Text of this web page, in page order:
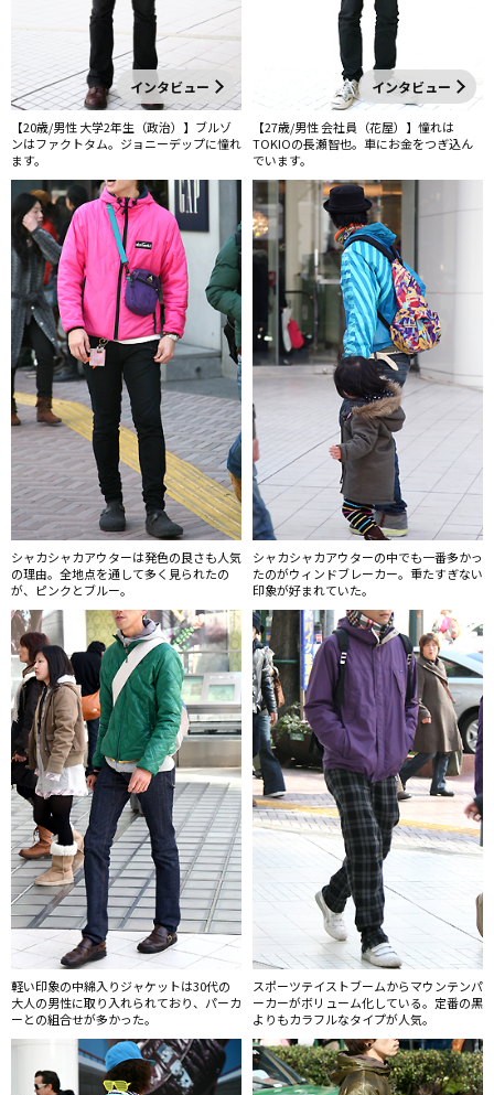
インタビュー
【20歳/男性 大学2年生（政治）】ブルゾ
ンはファクトタム。ジョニーデップに憧れ
ます。
インタビュー
【27歳/男性 会社員（花屋）】憧れは
TOKIOの長瀬智也。車にお金をつぎ込ん
でいます。
シャカシャカアウターは発色の良さも人気
の理由。全地点を通して多く見られたの
が、ピンクとブルー。
シャカシャカアウターの中でも一番多かっ
たのがウィンドブレーカー。重たすぎない
印象が好まれていた。
軽い印象の中綿入りジャケットは30代の
大人の男性に取り入れられており、パーカ
ーとの組合せが多かった。
スポーツテイストブームからマウンテンパ
ーカーがボリューム化している。定番の黒
よりもカラフルなタイプが人気。